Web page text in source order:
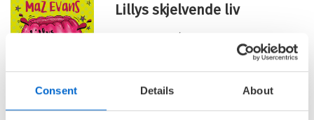
Consent Details About
Lillys skjelvende liv
LILLYS LIV /